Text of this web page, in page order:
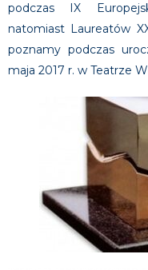
podczas IX
natomiast Laureatów
poznamy podczas
maja 2017 r. w Teatrze